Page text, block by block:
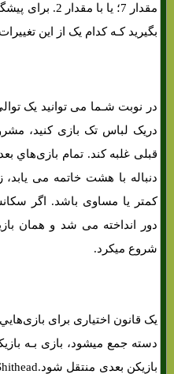
مقدار 7؛ یا با
بگیرید کـه کدام یک از این
در نوبت شـما می توانید یک
دریک لباس تک بازی کنید،
قبلی غلبه کند. تمام بازی‌هاي‌
دنباله با هشت خاتمه می
دور انداخته می شد و همان
شروع میکرد.
یک قانون اختیاری برای
دسته جمع میشود، بازی بـه